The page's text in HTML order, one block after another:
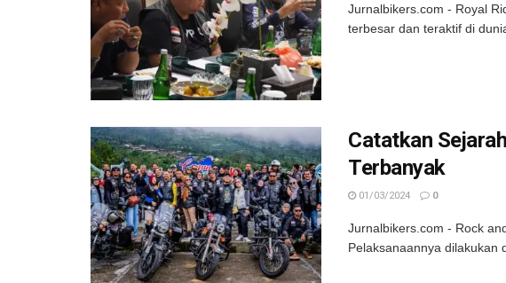
Jurnalbikers.com - Royal
terbesar dan teraktif di
Catatkan
Terbanyak
01/03/2024 0
Jurnalbikers.com - Rock
Pelaksanaannya dilakukan